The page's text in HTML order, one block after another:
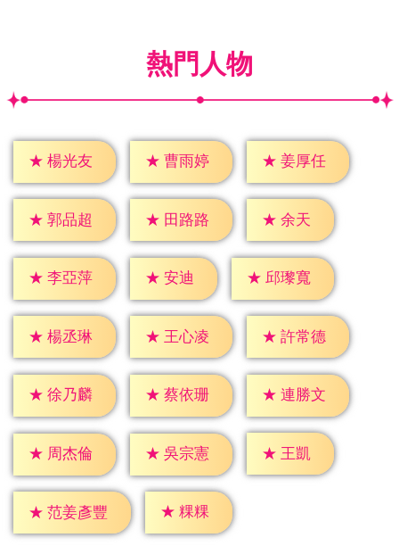
熱門人物
★ 楊光友 ★ 曹雨婷 ★ 姜厚任
★ 郭品超 ★ 田路路 ★ 余天
★ 李亞萍 ★ 安迪 ★ 邱瓈寬
★ 楊丞琳 ★ 王心凌 ★ 許常德
★ 徐乃麟 ★ 蔡依珊 ★ 連勝文
★ 周杰倫 ★ 吳宗憲 ★ 王凱
★ 范姜彥豐 ★ 粿粿